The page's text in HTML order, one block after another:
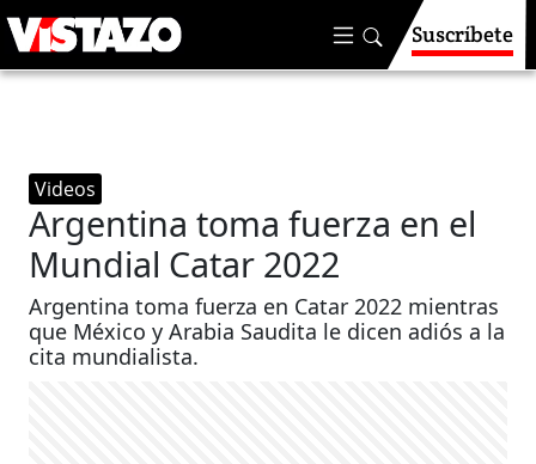
Suscríbete
Videos
Argentina toma fuerza en el
Mundial Catar 2022
Argentina toma fuerza en Catar 2022 mientras
que México y Arabia Saudita le dicen adiós a la
cita mundialista.